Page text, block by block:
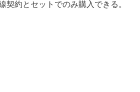
約とセットでのみ購入できる。